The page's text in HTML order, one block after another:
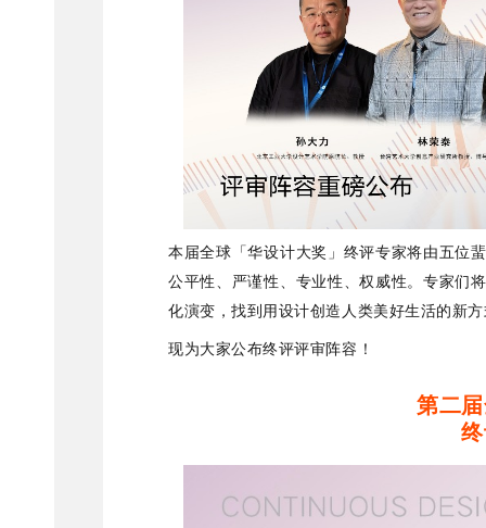
本届全球「华设计大奖」终评专家将由五位
公平性、严谨性、专业性、权威性。专家们
化演变，找到用设计创造人类美好生活的新
现为大家公布终评评审阵容！
第二